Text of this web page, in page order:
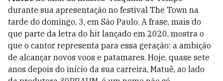
durante sua apresentação no festival The Town na
tarde do domingo, 3, em São Paulo. A frase, mais do
que parte da letra do hit lançado em 2020, mostra o
que o cantor representa para essa geração: a ambição
de alcançar novos voos e patamares. Hoje, quase sete
anos depois do início da sua carreira, Matuê, ao lado